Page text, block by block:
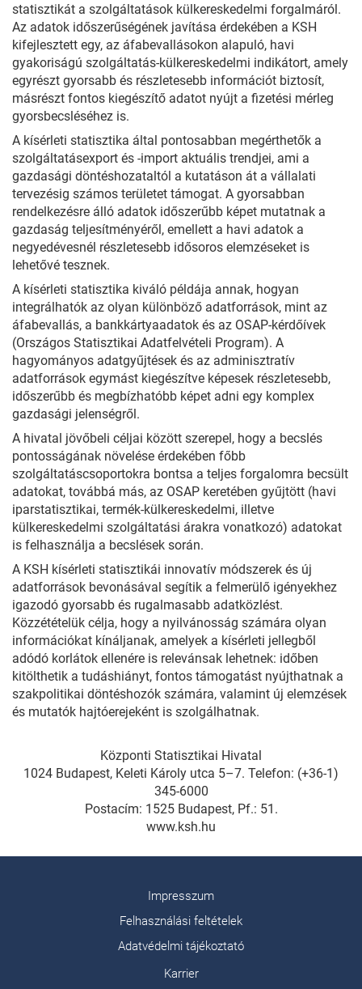
statisztikát a szolgáltatások külkereskedelmi forgalmáról.
Az adatok időszerűségének javítása érdekében a KSH
kifejlesztett egy, az áfabevallásokon alapuló, havi
gyakoriságú szolgáltatás-külkereskedelmi indikátort, amely
egyrészt gyorsabb és részletesebb információt biztosít,
másrészt fontos kiegészítő adatot nyújt a fizetési mérleg
gyorsbecsléséhez is.
A kísérleti statisztika által pontosabban megérthetők a
szolgáltatásexport és -import aktuális trendjei, ami a
gazdasági döntéshozataltól a kutatáson át a vállalati
tervezésig számos területet támogat. A gyorsabban
rendelkezésre álló adatok időszerűbb képet mutatnak a
gazdaság teljesítményéről, emellett a havi adatok a
negyedévesnél részletesebb idősoros elemzéseket is
lehetővé tesznek.
A kísérleti statisztika kiváló példája annak, hogyan
integrálhatók az olyan különböző adatforrások, mint az
áfabevallás, a bankkártyaadatok és az OSAP-kérdőívek
(Országos Statisztikai Adatfelvételi Program). A
hagyományos adatgyűjtések és az adminisztratív
adatforrások egymást kiegészítve képesek részletesebb,
időszerűbb és megbízhatóbb képet adni egy komplex
gazdasági jelenségről.
A hivatal jövőbeli céljai között szerepel, hogy a becslés
pontosságának növelése érdekében főbb
szolgáltatáscsoportokra bontsa a teljes forgalomra becsült
adatokat, továbbá más, az OSAP keretében gyűjtött (havi
iparstatisztikai, termék-külkereskedelmi, illetve
külkereskedelmi szolgáltatási árakra vonatkozó) adatokat
is felhasználja a becslések során.
A KSH kísérleti statisztikái innovatív módszerek és új
adatforrások bevonásával segítik a felmerülő igényekhez
igazodó gyorsabb és rugalmasabb adatközlést.
Közzétételük célja, hogy a nyilvánosság számára olyan
információkat kínáljanak, amelyek a kísérleti jellegből
adódó korlátok ellenére is relevánsak lehetnek: időben
kitölthetik a tudáshiányt, fontos támogatást nyújthatnak a
szakpolitikai döntéshozók számára, valamint új elemzések
és mutatók hajtóerejeként is szolgálhatnak.
Központi Statisztikai Hivatal
1024 Budapest, Keleti Károly utca 5–7. Telefon: (+36-1)
345-6000
Postacím: 1525 Budapest, Pf.: 51.
www.ksh.hu
Impresszum
Felhasználási feltételek
Adatvédelmi tájékoztató
Karrier